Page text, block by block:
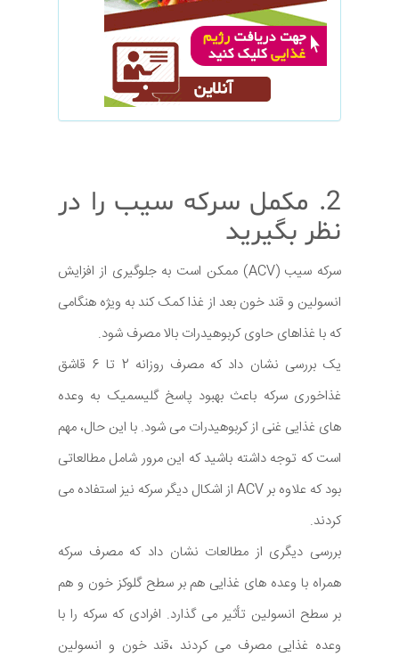
2. مکمل سرکه سیب را در
نظر بگیرید
سرکه سیب (ACV) ممکن است به جلوگیری از افزایش
انسولین و قند خون بعد از غذا کمک کند به ویژه هنگامی
که با غذاهای حاوی کربوهیدرات بالا مصرف شود.
یک بررسی نشان داد که مصرف روزانه 2 تا 6 قاشق
غذاخوری سرکه باعث بهبود پاسخ گلیسمیک به وعده
های غذایی غنی از کربوهیدرات می شود. با این حال، مهم
است که توجه داشته باشید که این مرور شامل مطالعاتی
بود که علاوه بر ACV از اشکال دیگر سرکه نیز استفاده می
کردند.
بررسی دیگری از مطالعات نشان داد که مصرف سرکه
همراه با وعده های غذایی هم بر سطح گلوکز خون و هم
بر سطح انسولین تأثیر می گذارد. افرادی که سرکه را با
وعده غذایی مصرف می کردند ،قند خون و انسولین